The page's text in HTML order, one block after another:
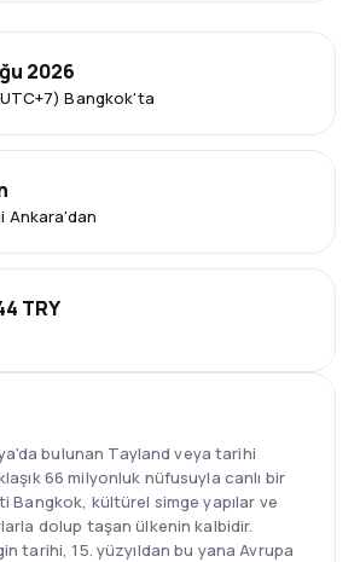
Bangkok'ta
2026
Ankara'dan
TRY
bulunan Tayland veya tarihi
66 milyonluk nüfusuyla canlı bir
Bangkok, kültürel simge yapılar ve
dolup taşan ülkenin kalbidir.
tarihi, 15. yüzyıldan bu yana Avrupa